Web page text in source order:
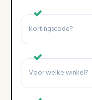
Kortingscode
Winkel